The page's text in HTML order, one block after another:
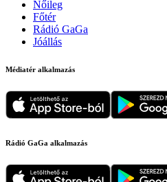
Nőileg
Főtér
Rádió GaGa
Jóállás
Médiatér alkalmazás
Rádió GaGa alkalmazás